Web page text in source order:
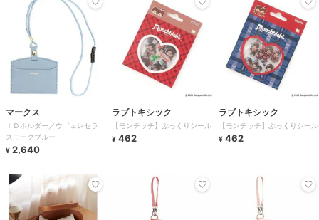
マークス
ＩＤホルダー／ウ゛ェレセラ
スモークブルー
¥ 2,640
ラブトキシック
【モンチッチ】ぷっくりシール
¥ 462
ラブトキシック
【モンチッチ】ぷっくりシール
¥ 462